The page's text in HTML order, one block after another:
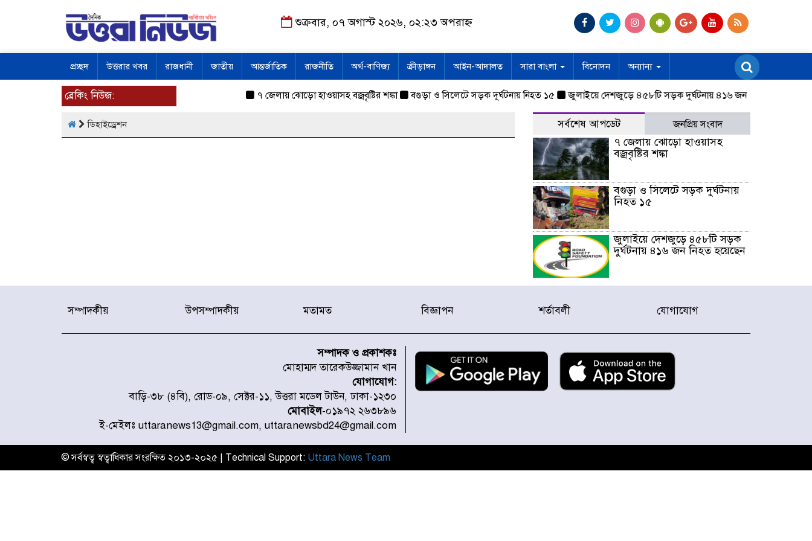
শুক্রবার, ০৭ অগাস্ট ২০২৬, ০২:২৩ অপরাহ্ন
প্রচ্ছদ উত্তরার খবর রাজধানী জাতীয় আন্তর্জাতিক রাজনীতি অর্থ-বাণিজ্য ক্রীড়াঙ্গন আইন-আদালত সারা বাংলা বিনোদন অন্যান্য
ব্রেকিং নিউজ: ৭ জেলায় ঝোড়ো হাওয়াসহ বজ্রবৃষ্টির শঙ্কা বগুড়া ও সিলেটে সড়ক দুর্ঘটনায় নিহত ১৫ জুলাইয়ে দেশজুড়ে ৪৫৮টি সড়ক দুর্ঘটনায় ৪১৬ জন নিহত হয়েছেন
ডিহাইড্রেশন সর্বশেষ আপডেট জনপ্রিয় সংবাদ
৭ জেলায় ঝোড়ো হাওয়াসহ
বজ্রবৃষ্টির শঙ্কা
বগুড়া ও সিলেটে সড়ক দুর্ঘটনায়
নিহত ১৫
জুলাইয়ে দেশজুড়ে ৪৫৮টি সড়ক
দুর্ঘটনায় ৪১৬ জন নিহত হয়েছেন
হারিয়ে যাওয়া শিশুকে পরিবারের
খিলক্ষেত থানার ওসি
আজ থেকে উন্মুক্ত ‘জুলাই
রাজধানীর উত্তরা আঞ্চলিক
সম্পাদকীয় উপসম্পাদকীয় মতামত বিজ্ঞাপন শর্তাবলী যোগাযোগ
সম্পাদক ও প্রকাশকঃ
মোহাম্মদ তারেকউজ্জামান খান
যোগাযোগ:
বাড়ি-৩৮ (৪বি), রোড-০৯, সেক্টর-১১, উত্তরা মডেল টাউন, ঢাকা-১২৩০
মোবাইল-০১৯৭২ ২৬৩৮৯৬
ই-মেইলঃ uttaranews13@gmail.com, uttaranewsbd24@gmail.com
© সর্বস্বত্ব স্বত্বাধিকার সংরক্ষিত ২০১৩-২০২৫ | Technical Support: Uttara News Team